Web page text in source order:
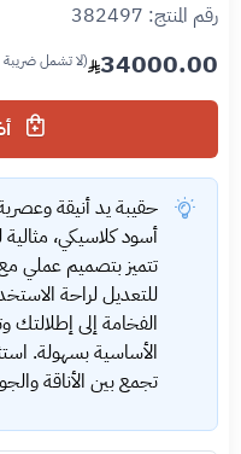
رقم المنتج: 382497
34000.00 (لا تشمل ضريبة
حقيبة يد أنيقة
أسود كلاسيكي،
تتميز بتصميم عملي
للتعديل لراحة
الفخامة إلى
الأساسية بسهولة.
تجمع بين الأناقة